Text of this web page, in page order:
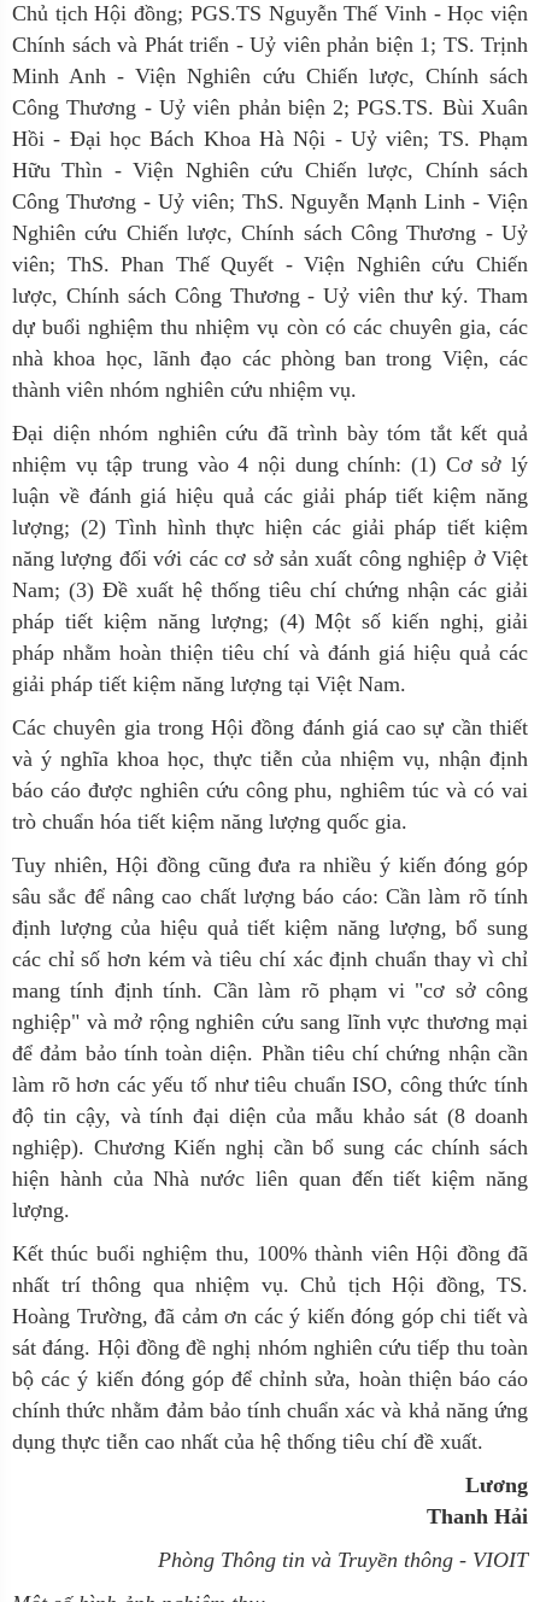
Chủ tịch Hội đồng; PGS.TS Nguyễn Thế Vinh - Học viện
Chính sách và Phát triển - Uỷ viên phản biện 1; TS. Trịnh
Minh Anh - Viện Nghiên cứu Chiến lược, Chính sách
Công Thương - Uỷ viên phản biện 2; PGS.TS. Bùi Xuân
Hồi - Đại học Bách Khoa Hà Nội - Uỷ viên; TS. Phạm
Hữu Thìn - Viện Nghiên cứu Chiến lược, Chính sách
Công Thương - Uỷ viên; ThS. Nguyễn Mạnh Linh - Viện
Nghiên cứu Chiến lược, Chính sách Công Thương - Uỷ
viên; ThS. Phan Thế Quyết - Viện Nghiên cứu Chiến
lược, Chính sách Công Thương - Uỷ viên thư ký. Tham
dự buổi nghiệm thu nhiệm vụ còn có các chuyên gia, các
nhà khoa học, lãnh đạo các phòng ban trong Viện, các
thành viên nhóm nghiên cứu nhiệm vụ.
Đại diện nhóm nghiên cứu đã trình bày tóm tắt kết quả
nhiệm vụ tập trung vào 4 nội dung chính: (1) Cơ sở lý
luận về đánh giá hiệu quả các giải pháp tiết kiệm năng
lượng; (2) Tình hình thực hiện các giải pháp tiết kiệm
năng lượng đối với các cơ sở sản xuất công nghiệp ở Việt
Nam; (3) Đề xuất hệ thống tiêu chí chứng nhận các giải
pháp tiết kiệm năng lượng; (4) Một số kiến nghị, giải
pháp nhằm hoàn thiện tiêu chí và đánh giá hiệu quả các
giải pháp tiết kiệm năng lượng tại Việt Nam.
Các chuyên gia trong Hội đồng đánh giá cao sự cần thiết
và ý nghĩa khoa học, thực tiễn của nhiệm vụ, nhận định
báo cáo được nghiên cứu công phu, nghiêm túc và có vai
trò chuẩn hóa tiết kiệm năng lượng quốc gia.
Tuy nhiên, Hội đồng cũng đưa ra nhiều ý kiến đóng góp
sâu sắc để nâng cao chất lượng báo cáo: Cần làm rõ tính
định lượng của hiệu quả tiết kiệm năng lượng, bổ sung
các chỉ số hơn kém và tiêu chí xác định chuẩn thay vì chỉ
mang tính định tính. Cần làm rõ phạm vi "cơ sở công
nghiệp" và mở rộng nghiên cứu sang lĩnh vực thương mại
để đảm bảo tính toàn diện. Phần tiêu chí chứng nhận cần
làm rõ hơn các yếu tố như tiêu chuẩn ISO, công thức tính
độ tin cậy, và tính đại diện của mẫu khảo sát (8 doanh
nghiệp). Chương Kiến nghị cần bổ sung các chính sách
hiện hành của Nhà nước liên quan đến tiết kiệm năng
lượng.
Kết thúc buổi nghiệm thu, 100% thành viên Hội đồng đã
nhất trí thông qua nhiệm vụ. Chủ tịch Hội đồng, TS.
Hoàng Trường, đã cảm ơn các ý kiến đóng góp chi tiết và
sát đáng. Hội đồng đề nghị nhóm nghiên cứu tiếp thu toàn
bộ các ý kiến đóng góp để chỉnh sửa, hoàn thiện báo cáo
chính thức nhằm đảm bảo tính chuẩn xác và khả năng ứng
dụng thực tiễn cao nhất của hệ thống tiêu chí đề xuất.
Lương
Thanh Hải
Phòng Thông tin và Truyền thông - VIOIT